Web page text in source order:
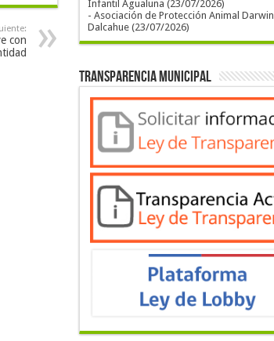
con
Infantil Agualuna (23/07/2026)
- Asociación de Protección Animal Darwin
Dalcahue (23/07/2026)
Transparencia Municipal